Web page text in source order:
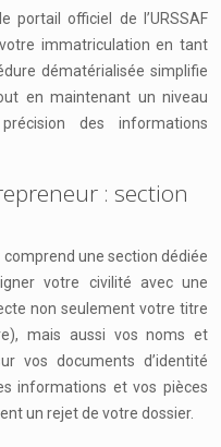
portail officiel de l’URSSAF
immatriculation en tant
dématérialisée simplifie
en maintenant un niveau
des informations
: section
une section dédiée
votre civilité avec une
non seulement votre titre
mais aussi vos noms et
vos documents d’identité
informations et vos pièces
un rejet de votre dossier.